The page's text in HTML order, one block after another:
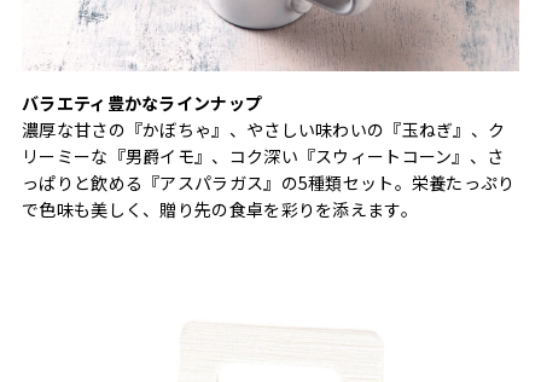
バラエティ豊かなラインナップ
濃厚な甘さの『かぼちゃ』、やさしい味わいの『玉ねぎ』、ク
リーミーな『男爵イモ』、コク深い『スウィートコーン』、さ
っぱりと飲める『アスパラガス』の5種類セット。栄養たっぷり
で色味も美しく、贈り先の食卓を彩りを添えます。